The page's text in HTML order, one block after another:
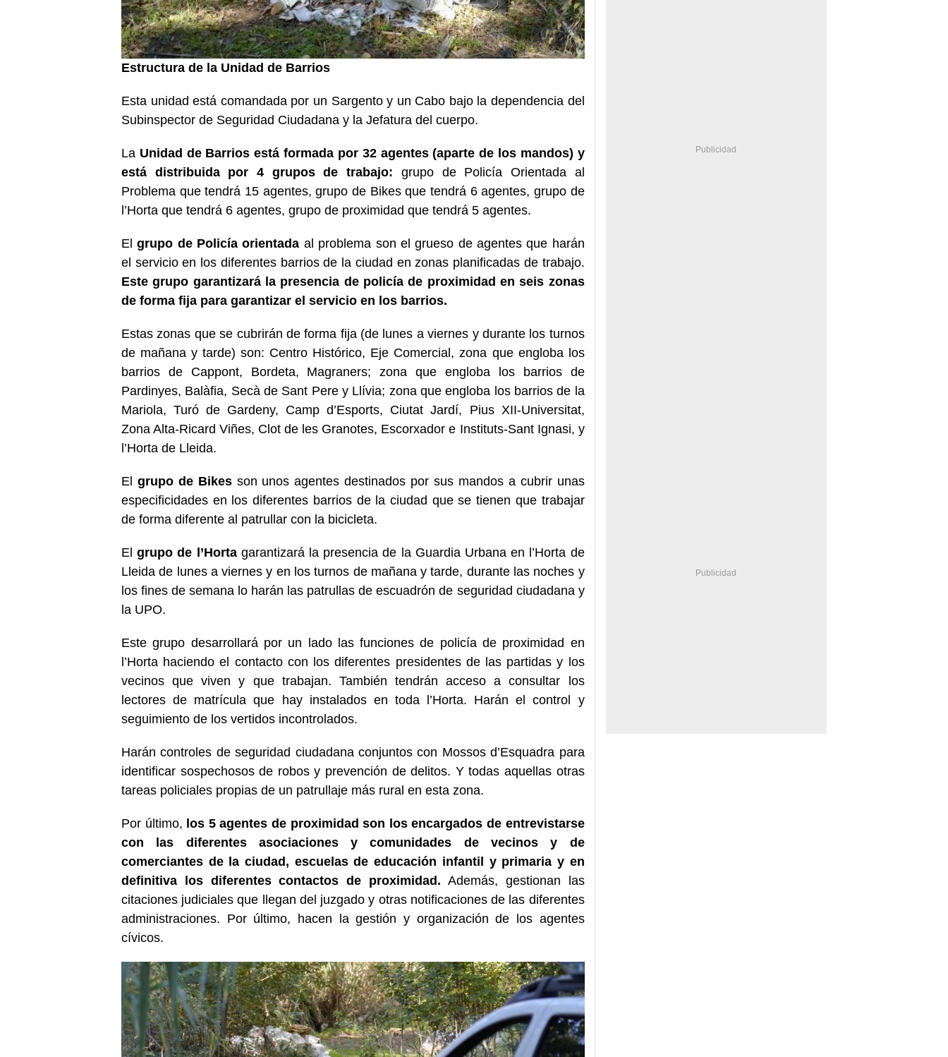
Estructura de la Unidad de Barrios
Esta unidad está comandada por un Sargento y un Cabo bajo la dependencia del
Subinspector de Seguridad Ciudadana y la Jefatura del cuerpo.
La Unidad de Barrios está formada por 32 agentes (aparte de los mandos) y
está distribuida por 4 grupos de trabajo: grupo de Policía Orientada al
Problema que tendrá 15 agentes, grupo de Bikes que tendrá 6 agentes, grupo de
l’Horta que tendrá 6 agentes, grupo de proximidad que tendrá 5 agentes.
Elgrupo de Policía orientada al problema son el grueso de agentes que harán
el servicio en los diferentes barrios de la ciudad en zonas planificadas de trabajo.
Este grupo garantizará la presencia de policía de proximidad en seis zonas
de forma fija para garantizar el servicio en los barrios.
Estas zonas que se cubrirán de forma fija (de lunes a viernes y durante los turnos
de mañana y tarde) son: Centro Histórico, Eje Comercial, zona que engloba los
barrios de Cappont, Bordeta, Magraners; zona que engloba los barrios de
Pardinyes, Balàfia, Secà de Sant Pere y Llívia; zona que engloba los barrios de la
Mariola, Turó de Gardeny, Camp d’Esports, Ciutat Jardí, Pius XII-Universitat,
Zona Alta-Ricard Viñes, Clot de les Granotes, Escorxador e Instituts-Sant Ignasi, y
l’Horta de Lleida.
El grupo de Bikesson unos agentes destinados por sus mandos a cubrir unas
especificidades en los diferentes barrios de la ciudad que se tienen que trabajar
de forma diferente al patrullar con la bicicleta.
Elgrupo de l’Hortagarantizará la presencia de la Guardia Urbana en l’Horta de
Lleida de lunes a viernes y en los turnos de mañana y tarde, durante las noches y
los fines de semana lo harán las patrullas de escuadrón de seguridad ciudadana y
la UPO.
Este grupo desarrollará por un lado las funciones de policía de proximidad en
l’Horta haciendo el contacto con los diferentes presidentes de las partidas y los
vecinos que viven y que trabajan. También tendrán acceso a consultar los
lectores de matrícula que hay instalados en toda l’Horta. Harán el control y
seguimiento de los vertidos incontrolados.
Harán controles de seguridad ciudadana conjuntos con Mossos d’Esquadra para
identificar sospechosos de robos y prevención de delitos. Y todas aquellas otras
tareas policiales propias de un patrullaje más rural en esta zona.
Por último, los 5 agentes de proximidad son los encargados de entrevistarse
con las diferentes asociaciones y comunidades de vecinos y de
comerciantes de la ciudad, escuelas de educación infantil y primaria y en
definitiva los diferentes contactos de proximidad. Además, gestionan las
citaciones judiciales que llegan del juzgado y otras notificaciones de las diferentes
administraciones. Por último, hacen la gestión y organización de los agentes
cívicos.